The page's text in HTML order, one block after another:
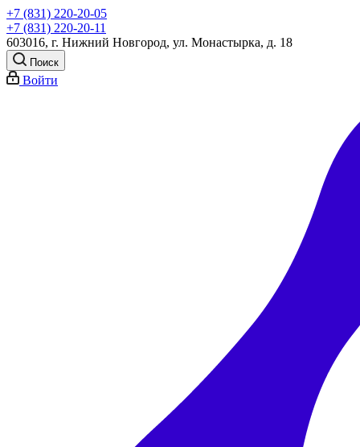
+7 (831) 220-20-05
+7 (831) 220-20-11
603016, г. Нижний Новгород, ул. Монастырка, д. 18
Поиск
Войти